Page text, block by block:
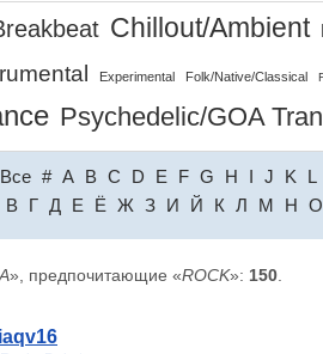
Chillout/Ambient
Experimental Folk/Native/Classical
Psychedelic/GOA
Все # A B C D E F G H I J K
L
В Г Д Е Ё Ж З И Й К Л М Н О
A», предпочитающие «ROCK»: 150